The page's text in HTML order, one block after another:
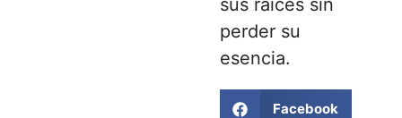
sus raíces sin
perder su
esencia.
Facebook